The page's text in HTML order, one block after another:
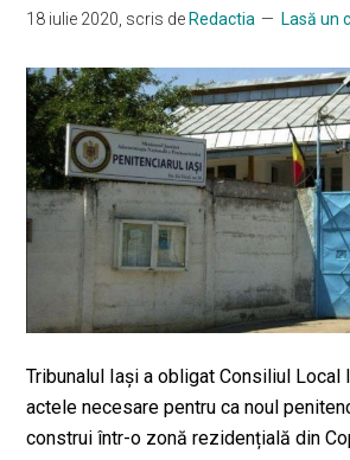
au
la
PNL
18 iulie 2020 , scris de Redactia Lasă un
Tribunalul Iași a obligat Consiliul Local
actele necesare pentru ca noul
construi într-o zonă rezidențială din